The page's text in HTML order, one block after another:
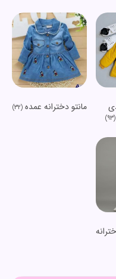
(93)
مانتو دخترانه عمده(32)